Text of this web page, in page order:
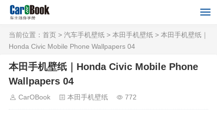
当前位置： 首页 > 汽车手机壁纸 > 本田手机壁纸 > 本田手机壁纸｜
Honda Civic Mobile Phone Wallpapers 04
本田手机壁纸｜Honda Civic Mobile Phone
Wallpapers 04
CarOBook 本田手机壁纸 772